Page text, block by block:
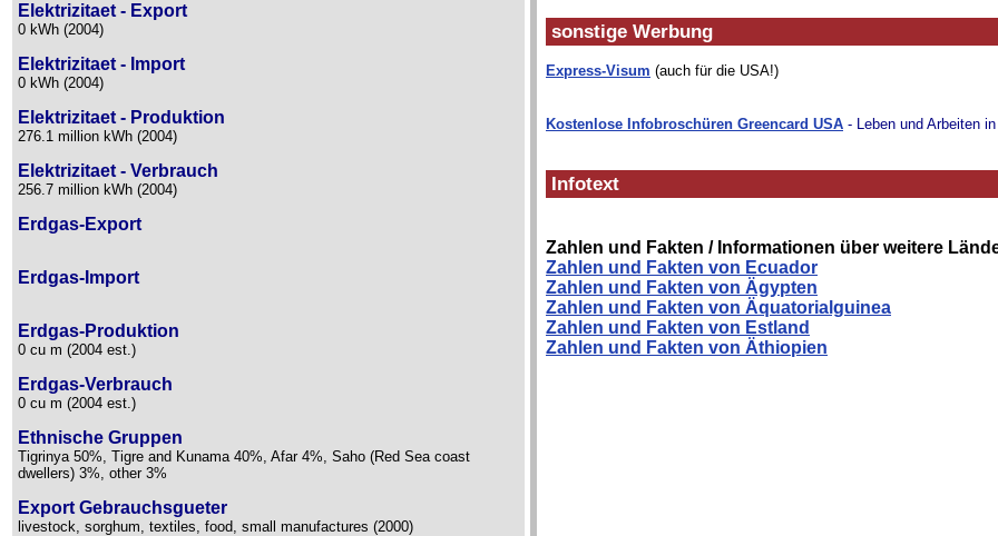
Elektrizitaet - Export
0 kWh (2004)
Elektrizitaet - Import
0 kWh (2004)
Elektrizitaet - Produktion
276.1 million kWh (2004)
Elektrizitaet - Verbrauch
256.7 million kWh (2004)
Erdgas-Export
Erdgas-Import
Erdgas-Produktion
0 cu m (2004 est.)
Erdgas-Verbrauch
0 cu m (2004 est.)
Ethnische Gruppen
Tigrinya 50%, Tigre and Kunama 40%, Afar 4%, Saho (Red Sea coast
dwellers) 3%, other 3%
Export Gebrauchsgueter
livestock, sorghum, textiles, food, small manufactures (2000)
sonstige Werbung
Express-Visum (auch für die USA!)
Kostenlose Infobroschüren Greencard USA - Leben und Arbeiten
Infotext
Zahlen und Fakten / Informationen über weitere
Zahlen und Fakten von Ecuador
Zahlen und Fakten von Ägypten
Zahlen und Fakten von Äquatorialguinea
Zahlen und Fakten von Estland
Zahlen und Fakten von Äthiopien